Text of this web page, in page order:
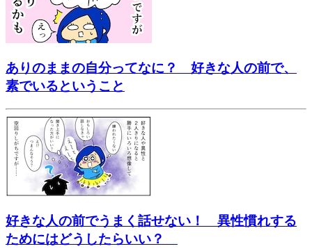
ありのままの自分ってなに？ 好きな人の前で、
素でいるということ
好きな人の前でうまく話せない！ 異性慣れする
ためにはどうしたらいい？